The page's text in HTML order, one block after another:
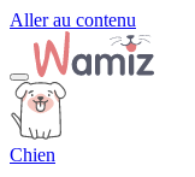
Aller au contenu
Chien